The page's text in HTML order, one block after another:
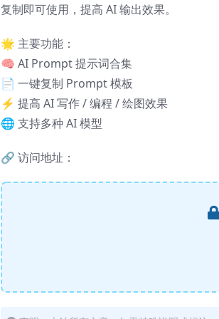
复制即可使用，提高 AI 输出效果。
🌟 主要功能：
🧠 AI Prompt 提示词合集
📄 一键复制 Prompt 模板
⚡️ 提高 AI 写作 / 编程 / 绘图效果
🌐 支持多种 AI 模型
🔗 访问地址：